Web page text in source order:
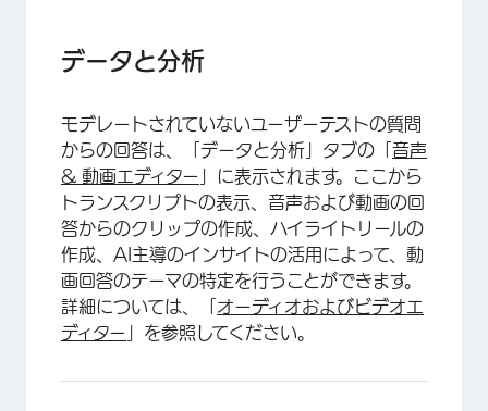
データと分析
モデレートされていないユーザーテストの質問
からの回答は、「データと分析」タブの「 音声
& 動画エディター 」に表示されます。ここから
トランスクリプトの表示、音声および動画の回
答からのクリップの作成、ハイライトリールの
作成、AI主導のインサイトの活用によって、動
画回答のテーマの特定を行うことができます。
詳細については、「 オーディオおよびビデオエ
ディター 」を参照してください。